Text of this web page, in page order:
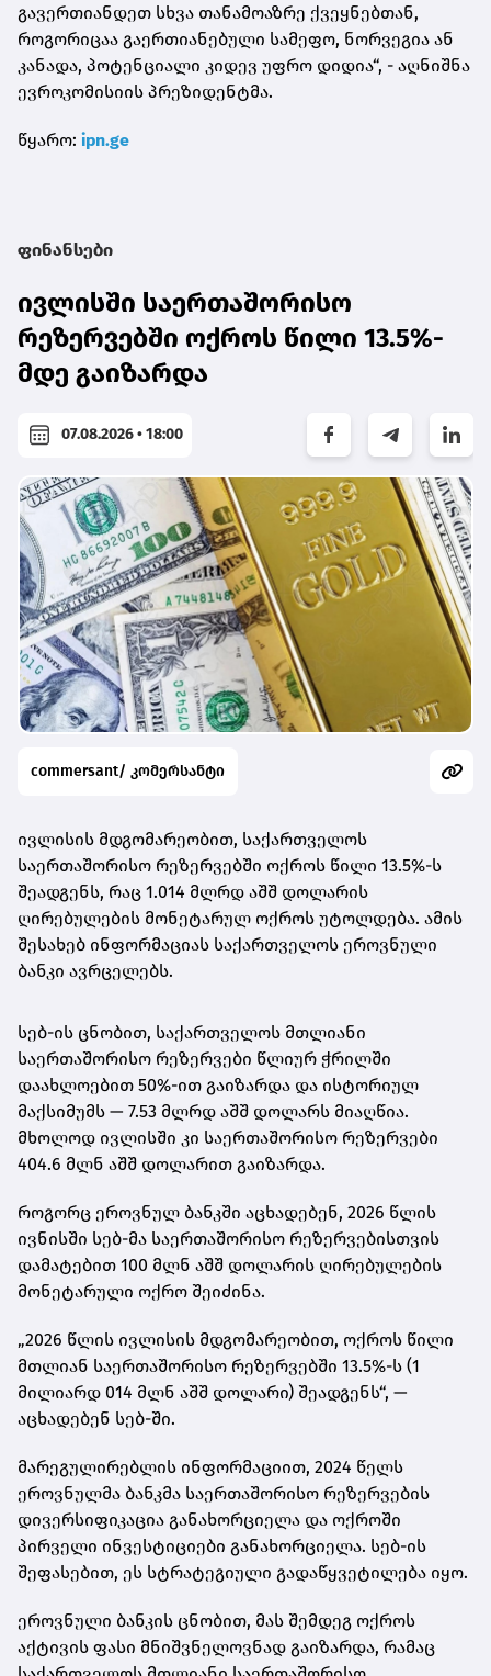
გავერთიანდეთ სხვა თანამოაზრე ქვეყნებთან,
როგორიცაა გაერთიანებული სამეფო, ნორვეგია ან
კანადა, პოტენციალი კიდევ უფრო დიდია“, - აღნიშნა
ევროკომისიის პრეზიდენტმა.
წყარო: ipn.ge
ფინანსები
ივლისში საერთაშორისო
რეზერვებში ოქროს წილი 13.5%-
მდე გაიზარდა
07.08.2026 • 18:00
commersant/ კომერსანტი
ივლისის მდგომარეობით, საქართველოს
საერთაშორისო რეზერვებში ოქროს წილი 13.5%-ს
შეადგენს, რაც 1.014 მლრდ აშშ დოლარის
ღირებულების მონეტარულ ოქროს უტოლდება. ამის
შესახებ ინფორმაციას საქართველოს ეროვნული
ბანკი ავრცელებს.
სებ-ის ცნობით, საქართველოს მთლიანი
საერთაშორისო რეზერვები წლიურ ჭრილში
დაახლოებით 50%-ით გაიზარდა და ისტორიულ
მაქსიმუმს — 7.53 მლრდ აშშ დოლარს მიაღწია.
მხოლოდ ივლისში კი საერთაშორისო რეზერვები
404.6 მლნ აშშ დოლარით გაიზარდა.
როგორც ეროვნულ ბანკში აცხადებენ, 2026 წლის
ივნისში სებ-მა საერთაშორისო რეზერვებისთვის
დამატებით 100 მლნ აშშ დოლარის ღირებულების
მონეტარული ოქრო შეიძინა.
„2026 წლის ივლისის მდგომარეობით, ოქროს წილი
მთლიან საერთაშორისო რეზერვებში 13.5%-ს (1
მილიარდ 014 მლნ აშშ დოლარი) შეადგენს“, —
აცხადებენ სებ-ში.
მარეგულირებლის ინფორმაციით, 2024 წელს
ეროვნულმა ბანკმა საერთაშორისო რეზერვების
დივერსიფიკაცია განახორციელა და ოქროში
პირველი ინვესტიციები განახორციელა. სებ-ის
შეფასებით, ეს სტრატეგიული გადაწყვეტილება იყო.
ეროვნული ბანკის ცნობით, მას შემდეგ ოქროს
აქტივის ფასი მნიშვნელოვნად გაიზარდა, რამაც